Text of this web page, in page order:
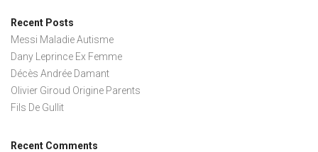
Recent Posts
Messi Maladie Autisme
Dany Leprince Ex Femme
Décès Andrée Damant
Olivier Giroud Origine Parents
Fils De Gullit
Recent Comments